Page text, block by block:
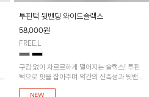
투핀턱 뒷밴딩 와이드슬랙스
58,000원
FREE,L
구김 없이 차르르하게 떨어지는 슬랙스! 투핀
턱으로 핏을 잡아주며 약간의 신축성과 뒷밴딩
으로 편안한 착용감!